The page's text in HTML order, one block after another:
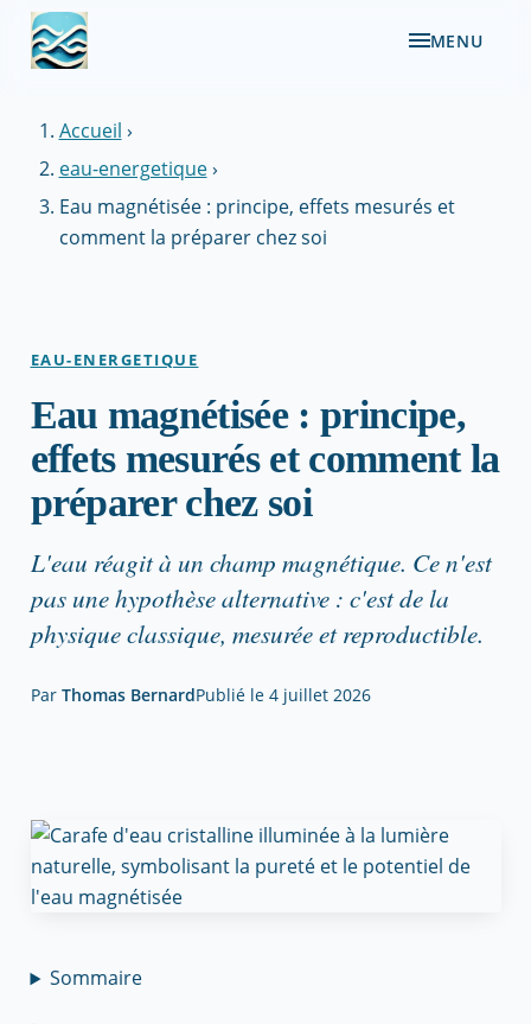
MENU
Accueil ›
eau-energetique ›
Eau magnétisée : principe, effets mesurés et
comment la préparer chez soi
EAU-ENERGETIQUE
Eau magnétisée : principe,
effets mesurés et comment la
préparer chez soi
L'eau réagit à un champ magnétique. Ce n'est
pas une hypothèse alternative : c'est de la
physique classique, mesurée et reproductible.
Par Thomas BernardPublié le 4 juillet 2026
Sommaire